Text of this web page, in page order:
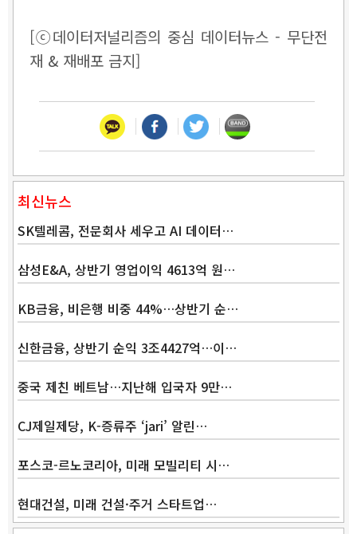
[ⓒ데이터저널리즘의 중심 데이터뉴스 - 무단전
재 & 재배포 금지]
최신뉴스
SK텔레콤, 전문회사 세우고 AI 데이터…
삼성E&A, 상반기 영업이익 4613억 원…
KB금융, 비은행 비중 44%…상반기 순…
신한금융, 상반기 순익 3조4427억…이…
중국 제친 베트남…지난해 입국자 9만…
CJ제일제당, K-증류주 ‘jari’ 알린…
포스코-르노코리아, 미래 모빌리티 시…
현대건설, 미래 건설·주거 스타트업…